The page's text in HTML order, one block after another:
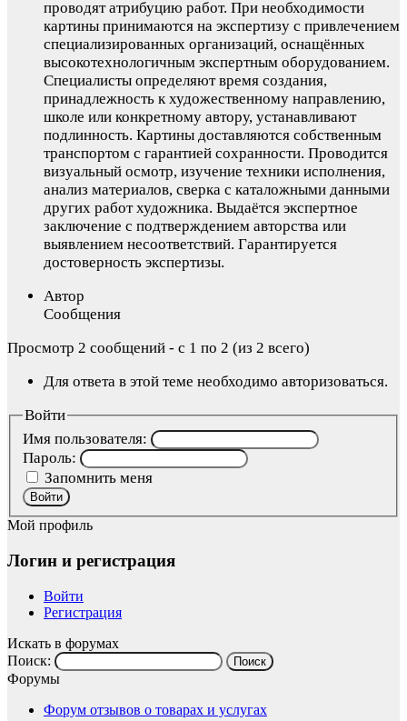
проводят атрибуцию работ. При необходимости
картины принимаются на экспертизу с привлечением
специализированных организаций, оснащённых
высокотехнологичным экспертным оборудованием.
Специалисты определяют время создания,
принадлежность к художественному направлению,
школе или конкретному автору, устанавливают
подлинность. Картины доставляются собственным
транспортом с гарантией сохранности. Проводится
визуальный осмотр, изучение техники исполнения,
анализ материалов, сверка с каталожными данными
других работ художника. Выдаётся экспертное
заключение с подтверждением авторства или
выявлением несоответствий. Гарантируется
достоверность экспертизы.
Автор
Сообщения
Просмотр 2 сообщений - с 1 по 2 (из 2 всего)
Для ответа в этой теме необходимо авторизоваться.
Войти
Имя пользователя:
Пароль:
Запомнить меня
Войти
Мой профиль
Логин и регистрация
Войти
Регистрация
Искать в форумах
Поиск:
Форумы
Форум отзывов о товарах и услугах